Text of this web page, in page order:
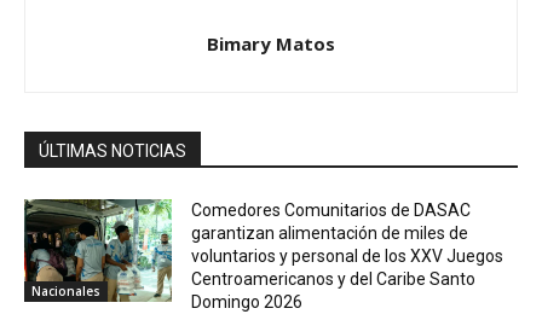
Bimary Matos
ÚLTIMAS NOTICIAS
Nacionales
Comedores Comunitarios de DASAC
garantizan alimentación de miles de
voluntarios y personal de los XXV Juegos
Centroamericanos y del Caribe Santo
Domingo 2026